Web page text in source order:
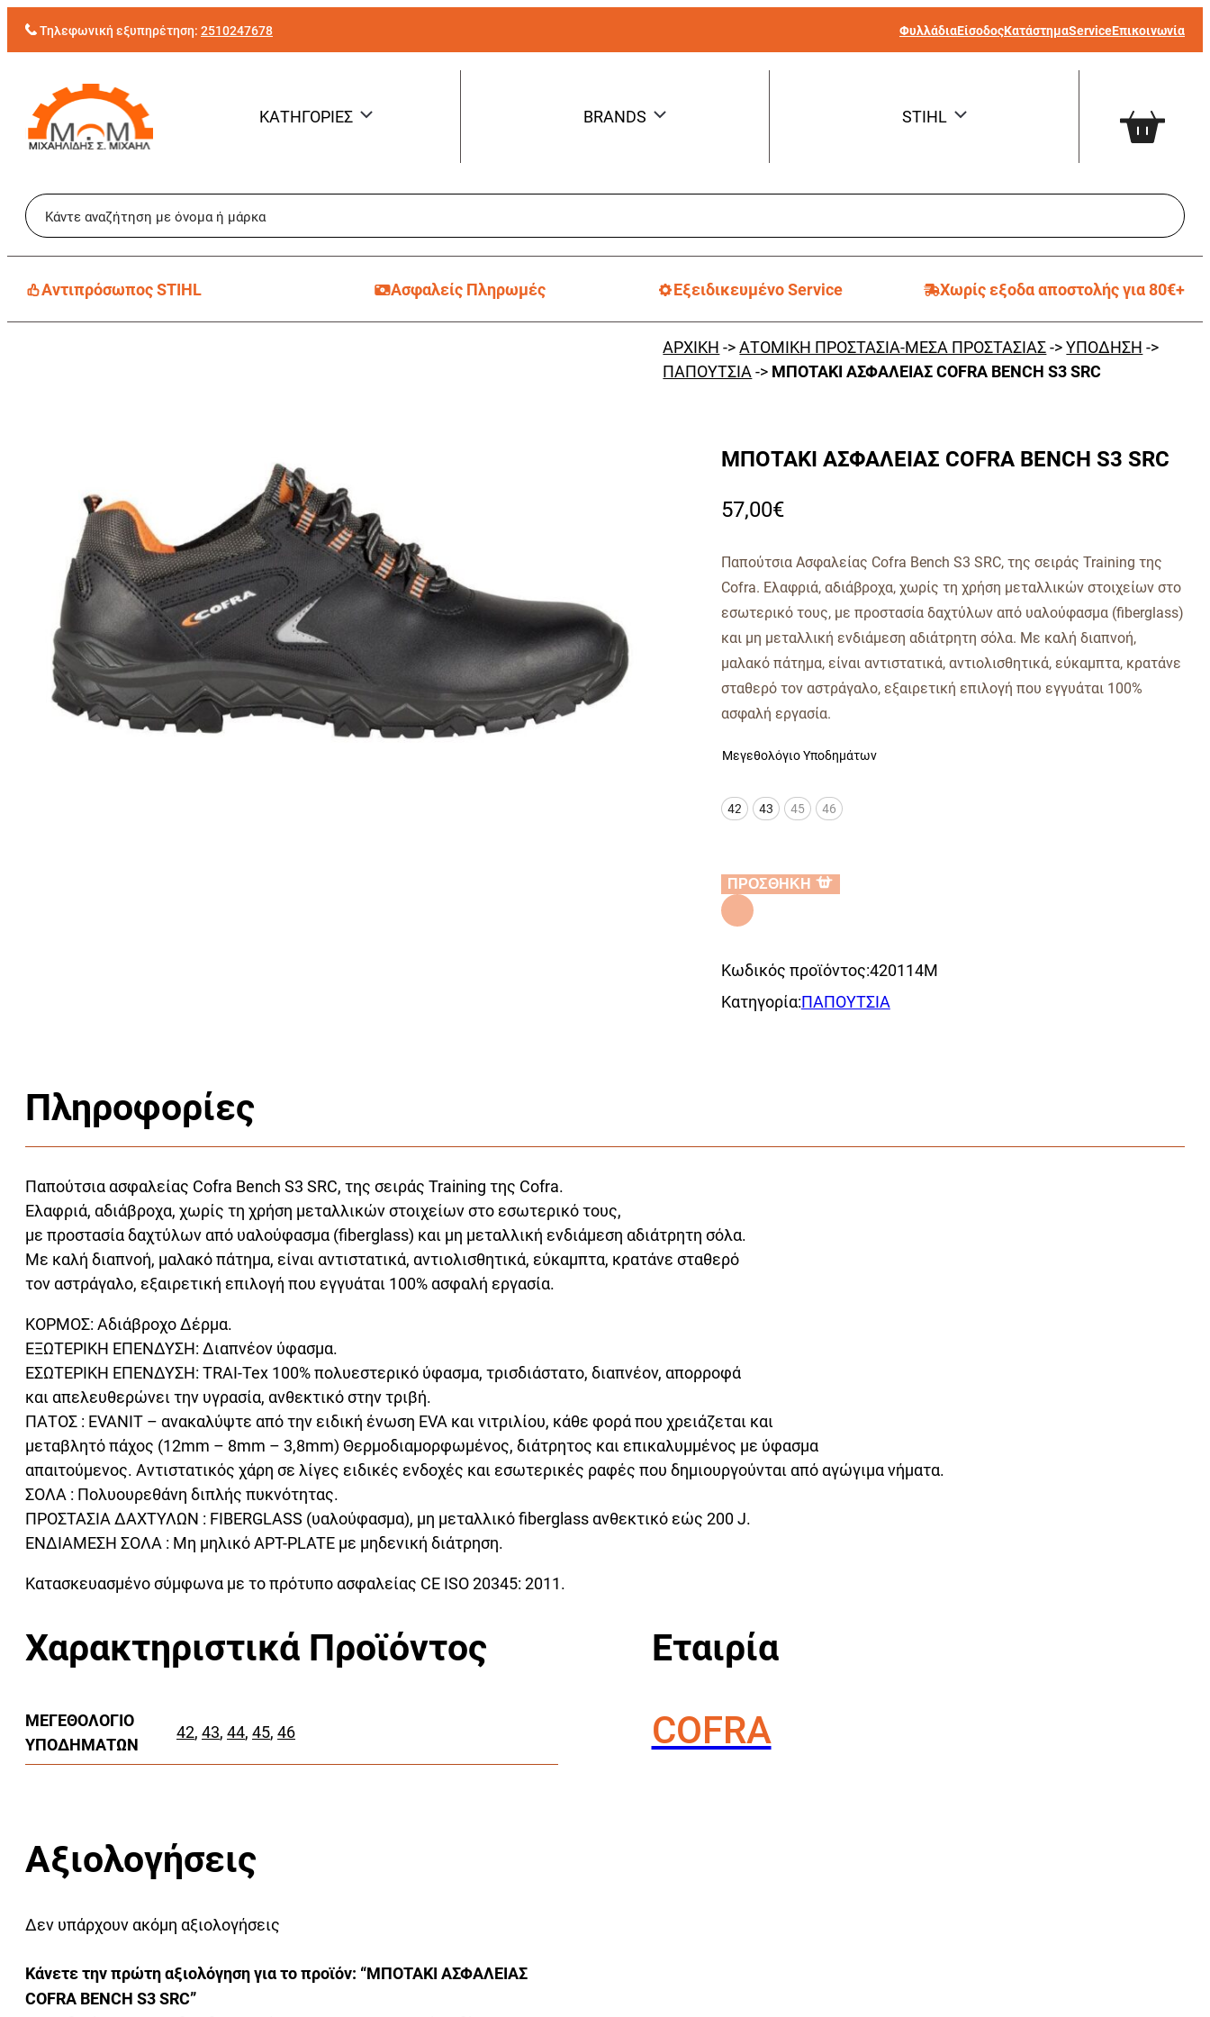
Τηλεφωνική εξυπηρέτηση: 2510247678 ΦυλλάδιαΕίσοδοςΚατάστημαServiceΕπικοινωνία
ΚΑΤΗΓΟΡΙΕΣ BRANDS STIHL
Aντιπρόσωπος STIHL Ασφαλείς Πληρωμές Εξειδικευμένο Service Χωρίς εξοδα αποστολής για 80€+
ΑΡΧΙΚΗ ->ΑΤΟΜΙΚΗ ΠΡΟΣΤΑΣΙΑ-ΜΕΣΑ ΠΡΟΣΤΑΣΙΑΣ->ΥΠΟΔΗΣΗ ->
ΠΑΠΟΥΤΣΙΑ -> ΜΠΟΤΑΚΙ ΑΣΦΑΛΕΙΑΣ COFRA BENCH S3 SRC
ΜΠΟΤΑΚΙ ΑΣΦΑΛΕΙΑΣ COFRA BENCH S3 SRC
57,00€
Παπούτσια Ασφαλείας Cofra Bench S3 SRC, της σειράς Training της
Cofra. Ελαφριά, αδιάβροχα, χωρίς τη χρήση μεταλλικών στοιχείων στο
εσωτερικό τους, με προστασία δαχτύλων από υαλούφασμα (fiberglass)
και μη μεταλλική ενδιάμεση αδιάτρητη σόλα. Με καλή διαπνοή,
μαλακό πάτημα, είναι αντιστατικά, αντιολισθητικά, εύκαμπτα, κρατάνε
σταθερό τον αστράγαλο, εξαιρετική επιλογή που εγγυάται 100%
ασφαλή εργασία.
Μεγεθολόγιο Υποδημάτων
42 43 45 46
ΠΡΟΣΘΗΚΗ
Κωδικός προϊόντος:420114Μ
Κατηγορία:ΠΑΠΟΥΤΣΙΑ
Πληροφορίες
Παπούτσια ασφαλείας Cofra Bench S3 SRC, της σειράς Training της Cofra.
Ελαφριά, αδιάβροχα, χωρίς τη χρήση μεταλλικών στοιχείων στο εσωτερικό τους,
με προστασία δαχτύλων από υαλούφασμα (fiberglass) και μη μεταλλική ενδιάμεση αδιάτρητη σόλα.
Με καλή διαπνοή, μαλακό πάτημα, είναι αντιστατικά, αντιολισθητικά, εύκαμπτα, κρατάνε σταθερό
τον αστράγαλο, εξαιρετική επιλογή που εγγυάται 100% ασφαλή εργασία.
ΚΟΡΜΟΣ: Αδιάβροχο Δέρμα.
ΕΞΩΤΕΡΙΚΗ ΕΠΕΝΔΥΣΗ: Διαπνέον ύφασμα.
ΕΣΩΤΕΡΙΚΗ ΕΠΕΝΔΥΣΗ: TRAI-Tex 100% πολυεστερικό ύφασμα, τρισδιάστατο, διαπνέον, απορροφά
και απελευθερώνει την υγρασία, ανθεκτικό στην τριβή.
ΠΑΤΟΣ : EVANIT – ανακαλύψτε από την ειδική ένωση EVA και νιτριλίου, κάθε φορά που χρειάζεται και
μεταβλητό πάχος (12mm – 8mm – 3,8mm) Θερμοδιαμορφωμένος, διάτρητος και επικαλυμμένος με ύφασμα
απαιτούμενος. Αντιστατικός χάρη σε λίγες ειδικές ενδοχές και εσωτερικές ραφές που δημιουργούνται από αγώγιμα νήματα.
ΣΟΛΑ : Πολυουρεθάνη διπλής πυκνότητας.
ΠΡΟΣΤΑΣΙΑ ΔΑΧΤΥΛΩΝ : FIBERGLASS (υαλούφασμα), μη μεταλλικό fiberglass ανθεκτικό εώς 200 J.
ΕΝΔΙΑΜΕΣΗ ΣΟΛΑ : Μη μηλικό APT-PLATE με μηδενική διάτρηση.
Κατασκευασμένο σύμφωνα με το πρότυπο ασφαλείας CE ISO 20345: 2011.
Χαρακτηριστικά Προϊόντος
ΜΕΓΕΘΟΛΌΓΙΟ
ΥΠΟΔΗΜΆΤΩΝ
42, 43, 44, 45, 46
Εταιρία
COFRA
Αξιολογήσεις
Δεν υπάρχουν ακόμη αξιολογήσεις
Κάνετε την πρώτη αξιολόγηση για το προϊόν: “ΜΠΟΤΑΚΙ ΑΣΦΑΛΕΙΑΣ
COFRA BENCH S3 SRC”